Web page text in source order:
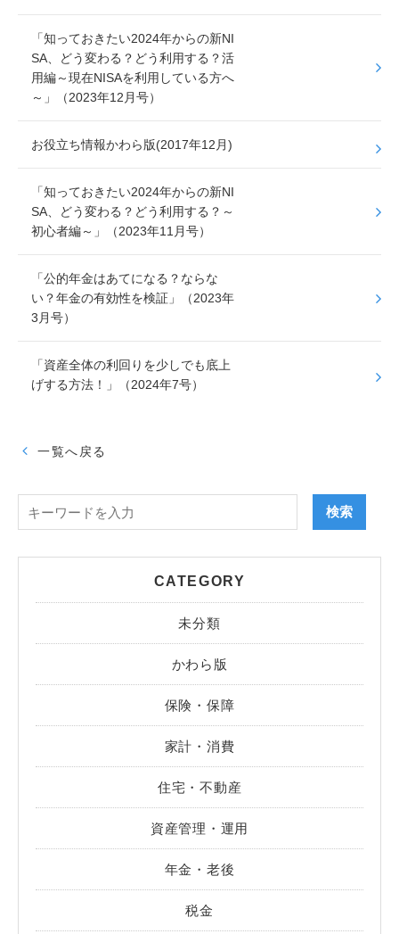
「知っておきたい2024年からの新NI
SA、どう変わる？どう利用する？活
用編～現在NISAを利用している方へ
～」（2023年12月号）
お役立ち情報かわら版(2017年12月)
「知っておきたい2024年からの新NI
SA、どう変わる？どう利用する？～
初心者編～」（2023年11月号）
「公的年金はあてになる？ならな
い？年金の有効性を検証」（2023年
3月号）
「資産全体の利回りを少しでも底上
げする方法！」（2024年7号）
一覧へ戻る
CATEGORY
未分類
かわら版
保険・保障
家計・消費
住宅・不動産
資産管理・運用
年金・老後
税金